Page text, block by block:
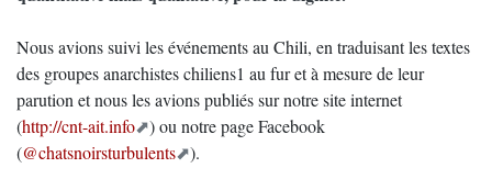
Nous avions suivi les événements au Chili, en traduisant les textes
des groupes anarchistes chiliens1 au fur et à mesure de leur
parution et nous les avions publiés sur notre site internet
(http://cnt-ait.info
) ou notre page Facebook
(@chatsnoirsturbulents ).